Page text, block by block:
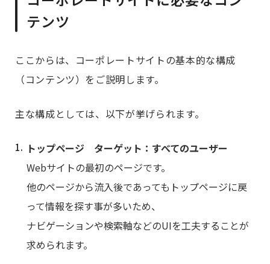
テンツ
ここからは、コーポレートサイトの基本的な構成
（コンテンツ）をご説明します。
主な構成としては、以下が挙げられます。
トップページ ターゲット：すべてのユーザー
Webサイトの最初のページです。
他のページから流入後であってもトップページに戻
って情報を探す事が多いため、
ナビゲーションや検索軸などのUIを工夫することが
求められます。